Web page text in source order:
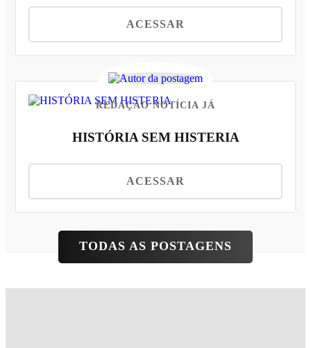
ACESSAR
REDAÇÃO NOTÍCIA JÁ
HISTÓRIA SEM HISTERIA
ACESSAR
TODAS AS POSTAGENS